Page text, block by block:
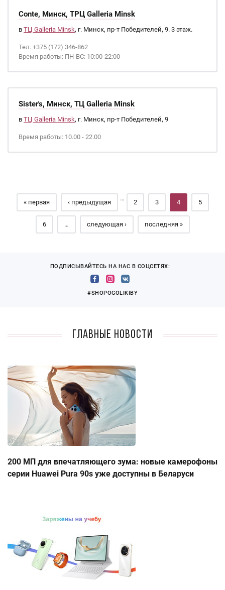
Conte, Минск, ТРЦ Galleria Minsk
в ТЦ Galleria Minsk, г. Минск, пр-т Победителей, 9. 3 этаж.
Тел. +375 (172) 346-862
Время работы: ПН-ВС: 10:00-22:00
Sister's, Минск, ТЦ Galleria Minsk
в ТЦ Galleria Minsk, г. Минск, пр-т Победителей, 9
Время работы: 10.00 - 22.00
Страницы
« первая ‹ предыдущая
…
2 3 4 5
6 … следующая › последняя »
ПОДПИСЫВАЙТЕСЬ НА НАС В СОЦСЕТЯХ:
#SHOPOGOLIKIBY
Главные новости
200 МП для впечатляющего зума: новые камерофоны
серии Huawei Pura 90s уже доступны в Беларуси